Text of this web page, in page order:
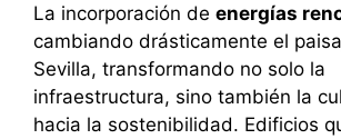
La incorporación de energías
cambiando drásticamente el
Sevilla, transformando no solo la
infraestructura, sino también la
hacia la sostenibilidad. Edificios